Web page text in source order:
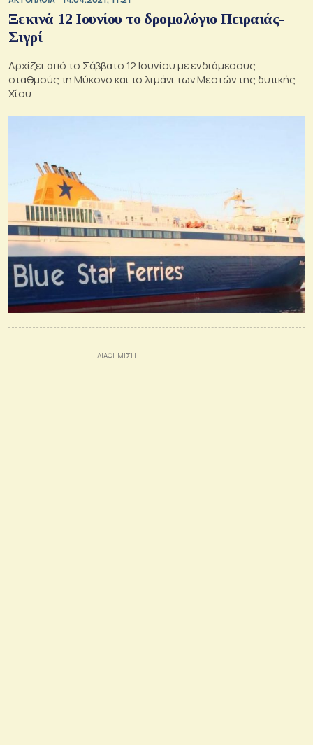
Ξεκινά 12 Ιουνίου το δρομολόγιο Πειραιάς-
Σιγρί
Αρχίζει από το Σάββατο 12 Ιουνίου με ενδιάμεσους
σταθμούς τη Μύκονο και το λιμάνι των Μεστών της δυτικής
Χίου